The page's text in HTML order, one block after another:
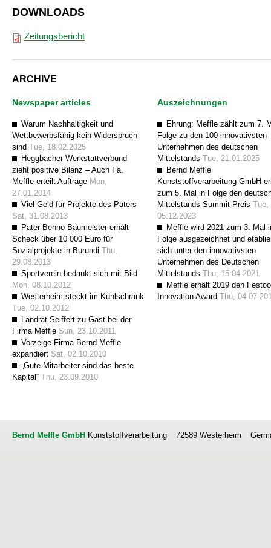
DOWNLOADS
Zeitungsbericht
ARCHIVE
Newspaper articles
Warum Nachhaltigkeit und
Wettbewerbsfähig kein Widerspruch
sind Tue, 18.02.2025
Heggbacher Werkstattverbund
zieht positive Bilanz – Auch Fa.
Meffle erteilt Aufträge Mon,
27.01.2014
Viel Geld für Projekte des Paters
Sat, 31.08.2013
Pater Benno Baumeister erhält
Scheck über 10 000 Euro für
Sozialprojekte in Burundi Thu,
29.08.2013
Sportverein bedankt sich mit Bild
Mon, 08.10.2012
Westerheim steckt im Kühlschrank
Tue, 02.10.2012
Landrat Seiffert zu Gast bei der
Firma Meffle Sun, 23.10.2011
Vorzeige-Firma Bernd Meffle
expandiert Sat, 02.10.2010
„Gute Mitarbeiter sind das beste
Kapital“ Thu, 23.09.2010
Auszeichnungen
Ehrung: Meffle zählt zum 7.
Folge zu den 100 innovativsten
Unternehmen des deutschen
Mittelstands Tue, 21.01.2025
Bernd Meffle
Kunststoffverarbeitung GmbH
zum 5. Mal in Folge den
Mittelstands-Summit-Preis Tue,
05.12.2023
Meffle wird 2021 zum 3. Mal
Folge ausgezeichnet und
sich unter den innovativsten
Unternehmen des Deutschen
Mittelstands Thu, 15.04.2021
Meffle erhält 2019 den
Innovation Award Thu,
Bernd Meffle GmbH Kunststoffverarbeitung 72589 Westerheim